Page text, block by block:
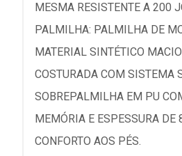
MESMA RESISTENTE A 200
PALMILHA: PALMILHA DE
MATERIAL SINTÉTICO
COSTURADA COM SISTEMA
SOBREPALMILHA EM PU
MEMÓRIA E ESPESSURA DE
CONFORTO AOS PÉS.